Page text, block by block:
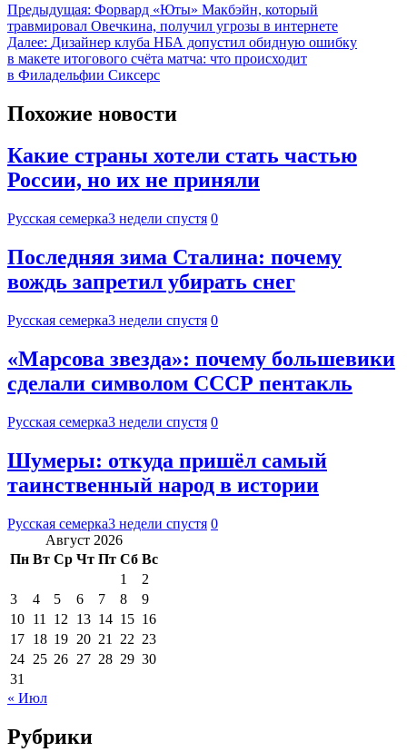
Предыдущая: Форвард «Юты» Макбэйн, который
травмировал Овечкина, получил угрозы в интернете
Далее: Дизайнер клуба НБА допустил обидную ошибку
в макете итогового счёта матча: что происходит
в Филадельфии Сиксерс
Похожие новости
Какие страны хотели стать частью
России, но их не приняли
Русская семерка3 недели спустя 0
Последняя зима Сталина: почему
вождь запретил убирать снег
Русская семерка3 недели спустя 0
«Марсова звезда»: почему большевики
сделали символом СССР пентакль
Русская семерка3 недели спустя 0
Шумеры: откуда пришёл самый
таинственный народ в истории
Русская семерка3 недели спустя 0
Август 2026
Пн Вт Ср Чт Пт Сб Вс
1
2
3
4 5 6 7 8
9
10 11 12 13 14 15 16
17 18 19 20 21 22 23
24 25 26 27 28 29 30
31
« Июл
Рубрики